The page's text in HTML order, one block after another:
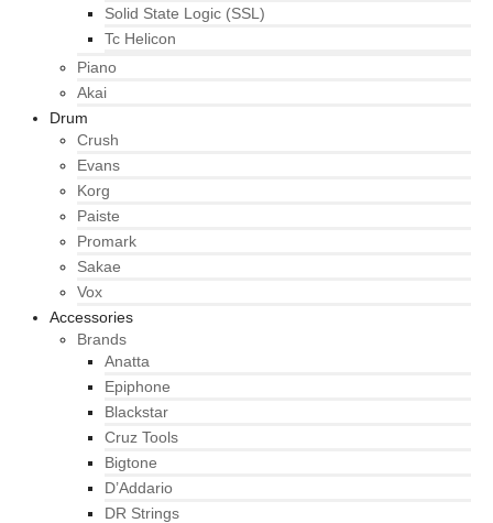
Solid State Logic (SSL)
Tc Helicon
Piano
Akai
Drum
Crush
Evans
Korg
Paiste
Promark
Sakae
Vox
Accessories
Brands
Anatta
Epiphone
Blackstar
Cruz Tools
Bigtone
D’Addario
DR Strings